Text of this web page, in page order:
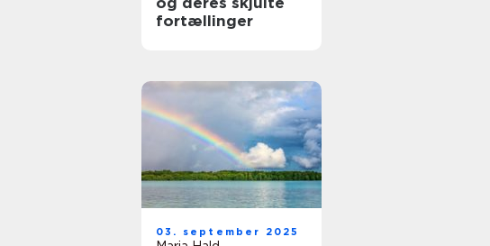
fortællinger
03. september 2025